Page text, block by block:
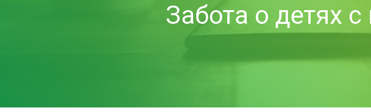
Забота о детях